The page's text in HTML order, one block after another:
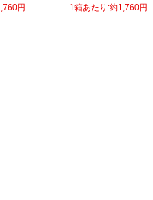
円 1箱あたり:約1,760円